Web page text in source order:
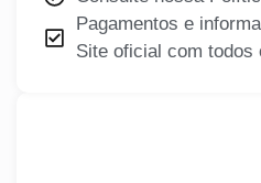
Pagamentos e
Site oficial com